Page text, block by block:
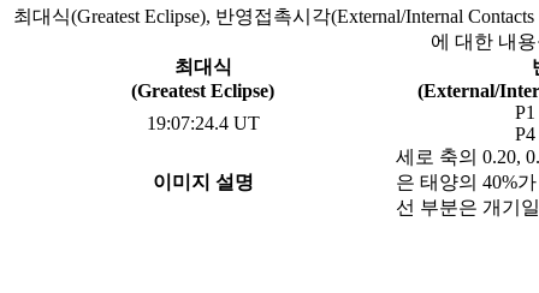
최대식(Greatest Eclipse), 반영접촉시각(External/Internal
에 대한 내
최대식
(Greatest Eclipse)
(External/
19:07:24.4 UT
이미지 설명
세로 축의 0.20,
은 태양의 40%
선 부분은 개기